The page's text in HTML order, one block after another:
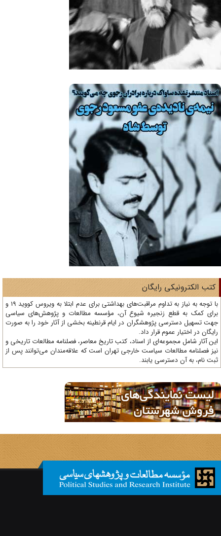
الکترونیکی رایگان
با توجه به نیاز به تداوم مراقبت‌های بهداشتی برای عدم ابتلا به ویروس کووید 19 و
کمک به قطع زنجیره شیوع آن، مؤسسه مطالعات و پژوهش‌های سیاسی
تسهیل دسترسی پژوهشگران در ایام قرنطینه بخشی از آثار خود را به صورت
در اختیار عموم قرار داد.
آثار شامل مجموعه‌ای از اسناد، کتب تاریخ معاصر، فصلنامه‌ مطالعات تاریخی و
فصلنامه مطالعات سیاست خارجی تهران است که علاقه‌مندان می‌توانند پس از
نام، به آن دسترسی یابند.